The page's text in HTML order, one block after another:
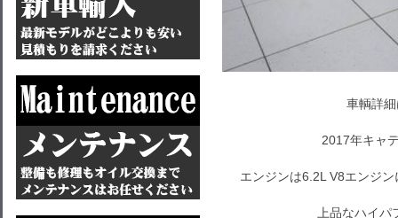
車輌詳
2017年キャ
エンジンは6.2L V8エンジ
上品なハイ